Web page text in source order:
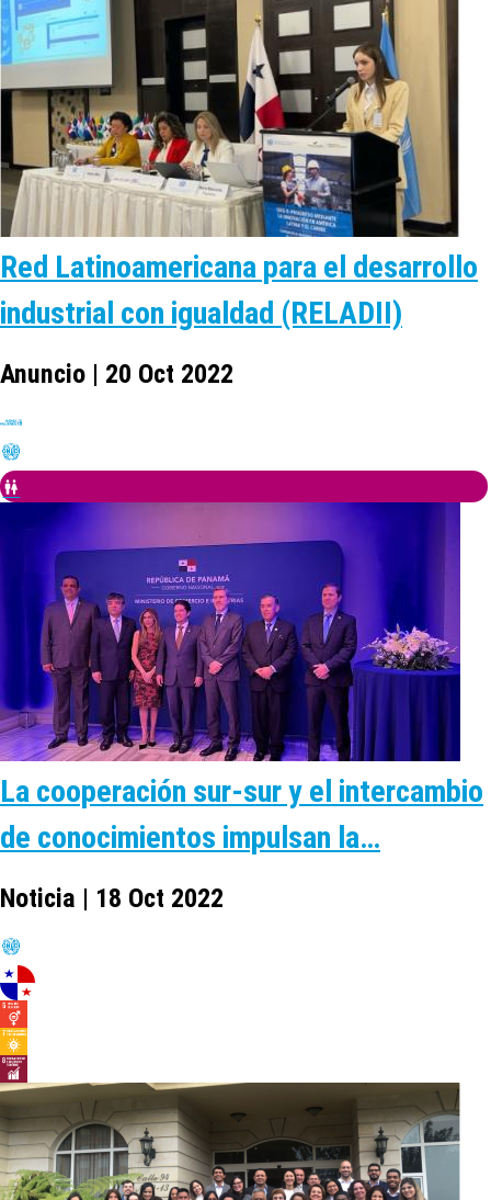
Red Latinoamericana para el desarrollo
industrial con igualdad (RELADII)
Anuncio | 20 Oct 2022
La cooperación sur-sur y el intercambio
de conocimientos impulsan la…
Noticia | 18 Oct 2022